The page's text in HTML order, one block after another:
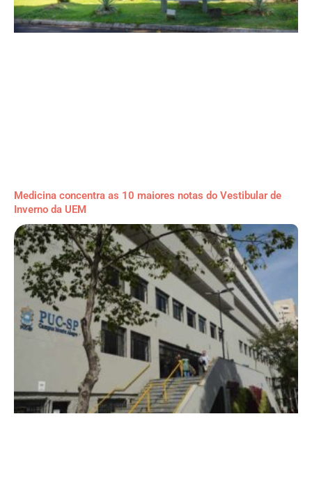
Medicina concentra as 10 maiores notas do Vestibular de
Inverno da UEM